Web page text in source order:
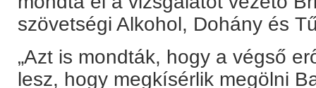
szövetségi Alkohol, Dohány és
„Azt is mondták, hogy a végső
lesz, hogy megkísérlik megölni